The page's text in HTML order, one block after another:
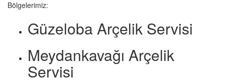
Bölgelerimiz:
Güzeloba Arçelik Servisi
Meydankavağı Arçelik
Servisi